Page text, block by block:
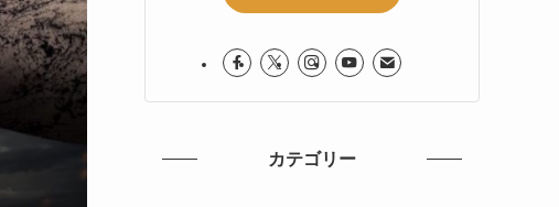
カテゴリー